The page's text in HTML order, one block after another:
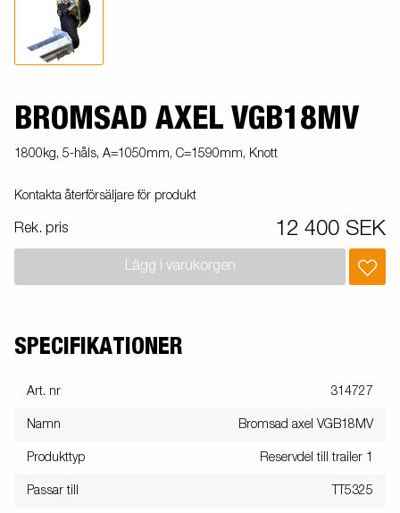
BROMSAD AXEL VGB18MV
1800kg, 5-håls, A=1050mm, C=1590mm, Knott
Kontakta återförsäljare för produkt
Rek. pris 12 400 SEK
Lägg i varukorgen
SPECIFIKATIONER
Art. nr 314727
Namn Bromsad axel VGB18MV
Produkttyp Reservdel till trailer 1
Passar till TT5325